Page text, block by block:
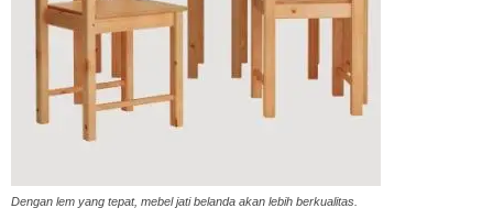
Vinyl
Dengan lem yang tepat, mebel jati belanda akan lebih berkualitas.